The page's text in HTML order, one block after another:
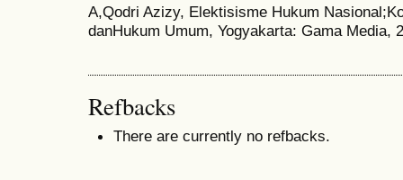
A,Qodri Azizy, Elektisisme Hukum
danHukum Umum, Yogyakarta: Gama Media,
Refbacks
There are currently no refbacks.